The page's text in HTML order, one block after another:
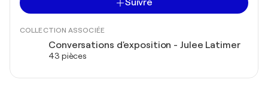
Suivre
COLLECTION ASSOCIÉE
Conversations d'exposition - Julee Latimer
43 pièces